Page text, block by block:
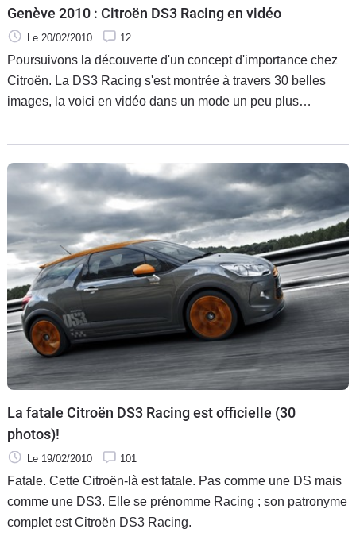
Genève 2010 : Citroën DS3 Racing en vidéo
Le 20/02/2010 12
Poursuivons la découverte d'un concept d'importance chez
Citroën. La DS3 Racing s'est montrée à travers 30 belles
images, la voici en vidéo dans un mode un peu plus
surchauffées, l'attaque à
La fatale Citroën DS3 Racing est officielle (30
photos)!
Le 19/02/2010 101
Fatale. Cette Citroën-là est fatale. Pas comme une DS mais
comme une DS3. Elle se prénomme Racing ; son patronyme
complet est Citroën DS3 Racing.